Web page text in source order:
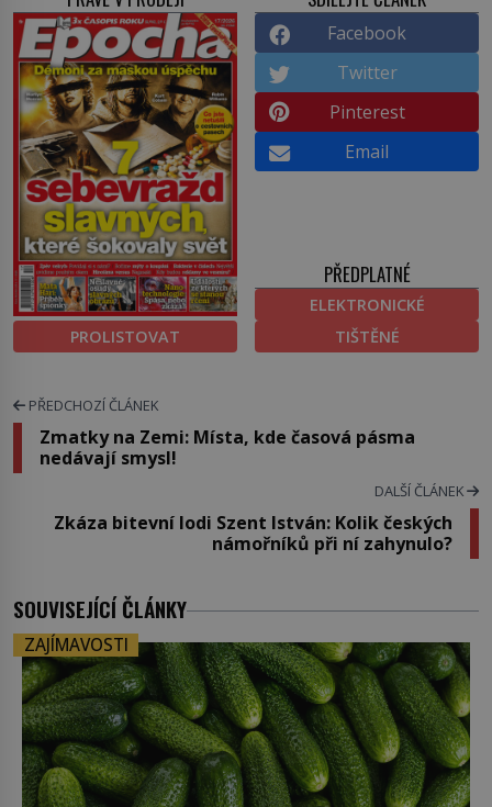
PROLISTOVAT
Facebook
Twitter
Pinterest
Email
PŘEDPLATNÉ
ELEKTRONICKÉ
TIŠTĚNÉ
PŘEDCHOZÍ ČLÁNEK
Zmatky na Zemi: Místa, kde časová pásma
nedávají smysl!
DALŠÍ ČLÁNEK
Zkáza bitevní lodi Szent István: Kolik českých
námořníků při ní zahynulo?
SOUVISEJÍCÍ ČLÁNKY
ZAJÍMAVOSTI